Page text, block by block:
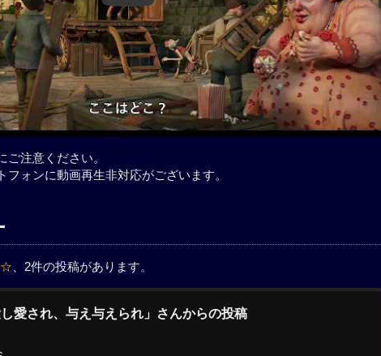
注意ください。
ォンに動画再生非対応がございます。
、2件の投稿があります。
愛され、与え与えられ」さんからの投稿